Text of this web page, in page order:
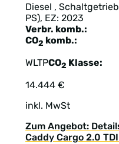
Diesel ,
PS), EZ: 2023
Verbr. komb.:
CO2 komb.:
WLTPCO2 Klasse:
14.444 €
inkl. MwSt
Zum Angebot:
Caddy Cargo 2.0